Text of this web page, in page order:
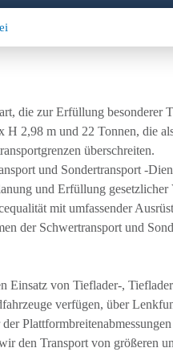
die zur Erfüllung besonderer
2,98 m und 22 Tonnen, die
überschreiten.
und Sondertransport -
und Erfüllung
mit umfassender
der Schwertransport und
Einsatz von Tieflader-,
verfügen, über
den Transport von größeren